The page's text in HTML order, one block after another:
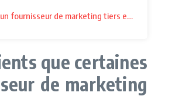
fournisseur de marketing tiers en janvier
que certaines
de marketing